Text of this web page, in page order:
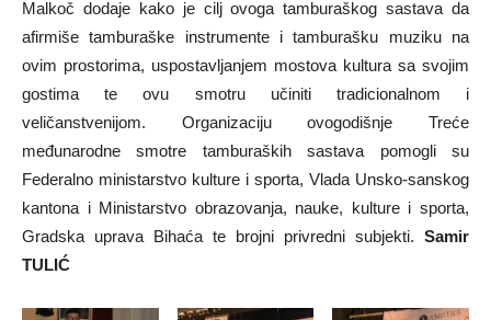
Malkoč dodaje kako je cilj ovoga tamburaškog sastava da
afirmiše tamburaške instrumente i tamburašku muziku na
ovim prostorima, uspostavljanjem mostova kultura sa svojim
gostima te ovu smotru učiniti tradicionalnom i
veličanstvenijom. Organizaciju ovogodišnje Treće
međunarodne smotre tamburaških sastava pomogli su
Federalno ministarstvo kulture i sporta, Vlada Unsko-sanskog
kantona i Ministarstvo obrazovanja, nauke, kulture i sporta,
Gradska uprava Bihaća te brojni privredni subjekti. Samir
TULIĆ